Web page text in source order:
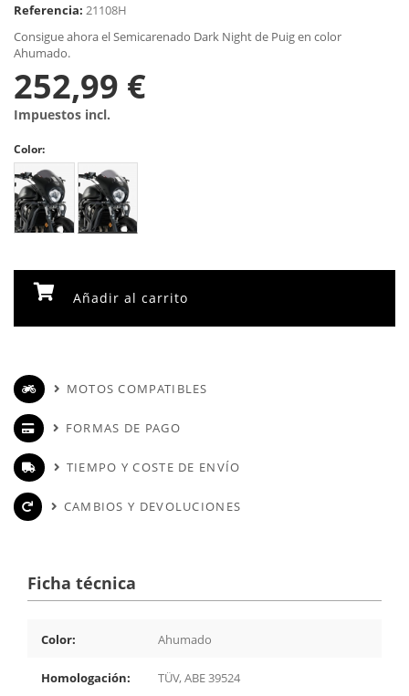
Referencia: 21108H
Consigue ahora el Semicarenado Dark Night de Puig en color
Ahumado.
252,99 €
Impuestos incl.
Color:
Añadir al carrito
MOTOS COMPATIBLES
FORMAS DE PAGO
TIEMPO Y COSTE DE ENVÍO
CAMBIOS Y DEVOLUCIONES
Ficha técnica
Color: Ahumado
Homologación: TÜV, ABE 39524